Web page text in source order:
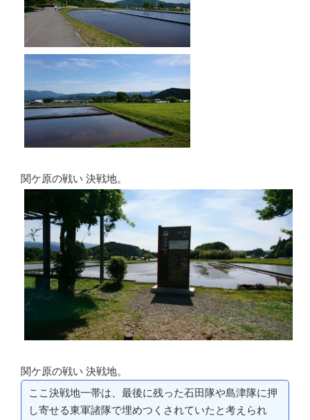
関ケ原の戦い 決戦地。
関ケ原の戦い 決戦地。
ここ決戦地一帯は、最後に残った石田隊や島津隊に押
し寄せる東軍諸隊で埋めつくされていたと考えられ